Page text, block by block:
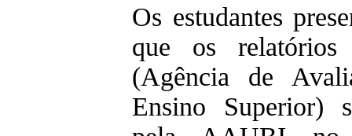
Os estudantes
que os relatórios
(Agência de
Ensino Superior)